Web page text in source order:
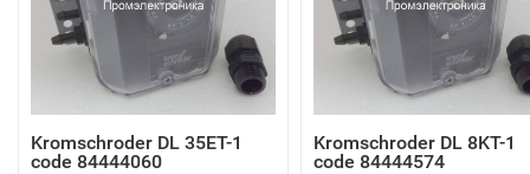
Kromschroder DL 35ET-1
code 84444060
Kromschroder DL 8KT-1
code 84444574